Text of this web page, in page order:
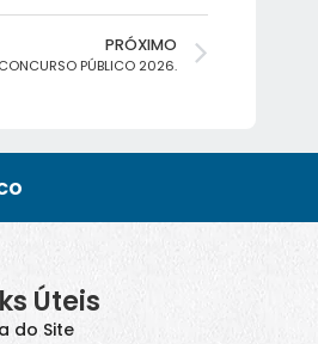
PRÓXIMO
PÚBLICO 2026.
Úteis
do Site